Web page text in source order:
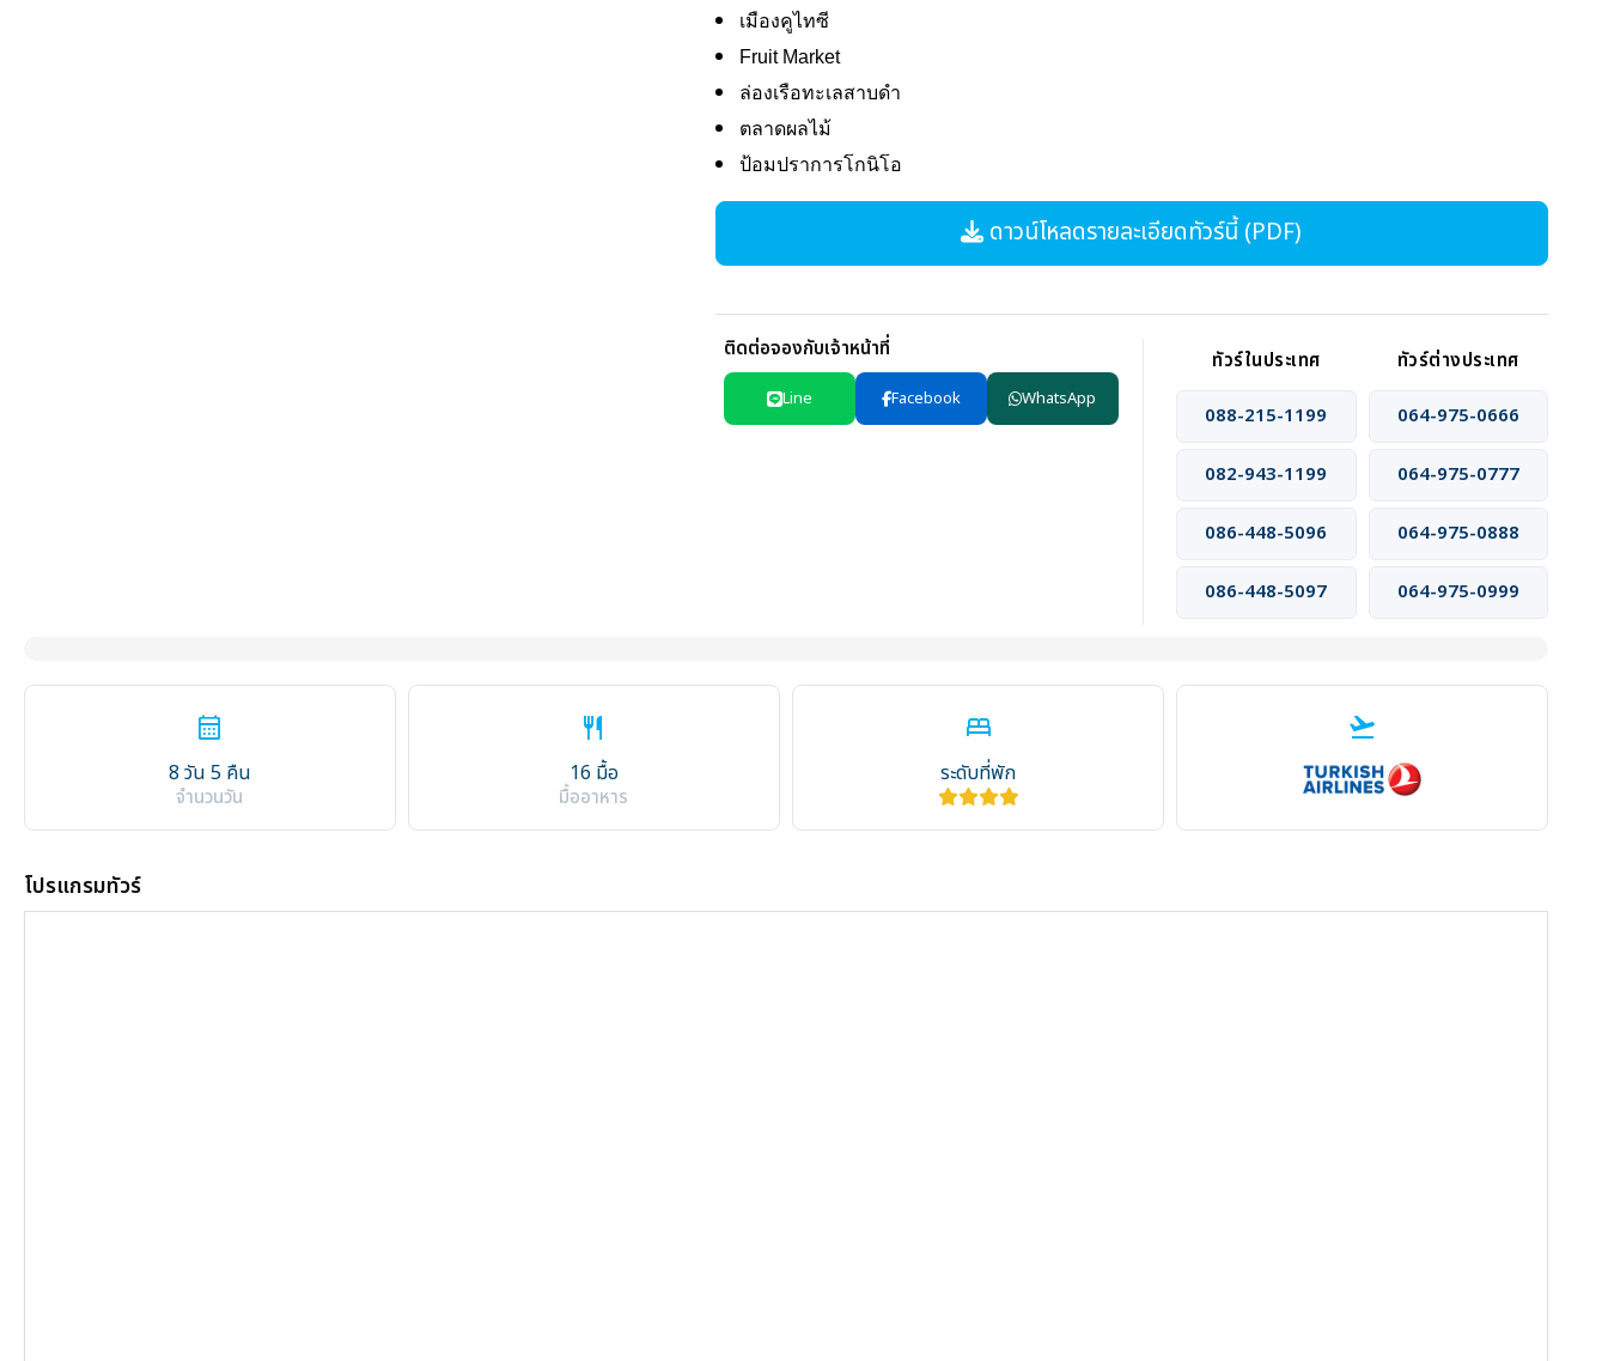
เมืองคูไทซี
Fruit Market
ล่องเรือทะเลสาบดำ
ตลาดผลไม้
ป้อมปราการโกนิโอ
ดาวน์โหลดรายละเอียดทัวร์นี้ (PDF)
ติดต่อจองกับเจ้าหน้าที่
Line Facebook WhatsApp
ทัวร์ในประเทศ
ทัวร์ต่างประเทศ
088-215-1199
064-975-0666
082-943-1199 064-975-0777
086-448-5096 064-975-0888
086-448-5097 064-975-0999
calendar_month
8 วัน 5 คืน
จำนวนวัน
restaurant
16 มื้อ
มื้ออาหาร
bed
ระดับที่พัก
flight_takeoff
โปรแกรมทัวร์